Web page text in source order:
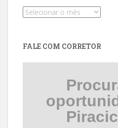
Pesquise
FALE COM CORRETOR